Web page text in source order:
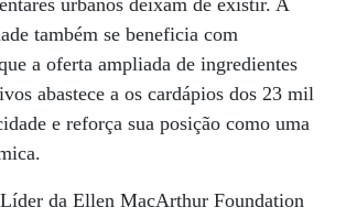
urbanos deixam de existir. A
também se beneficia com
a oferta ampliada de ingredientes
abastece a os cardápios dos 23 mil
e reforça sua posição como uma
da Ellen MacArthur Foundation